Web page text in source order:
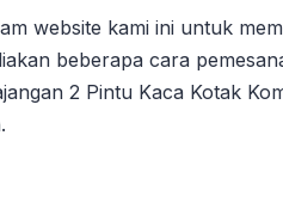
website kami ini untuk
beberapa cara
2 Pintu Kaca Kotak